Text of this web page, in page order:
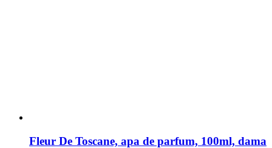
Fleur De Toscane, apa de parfum, 100ml, dama